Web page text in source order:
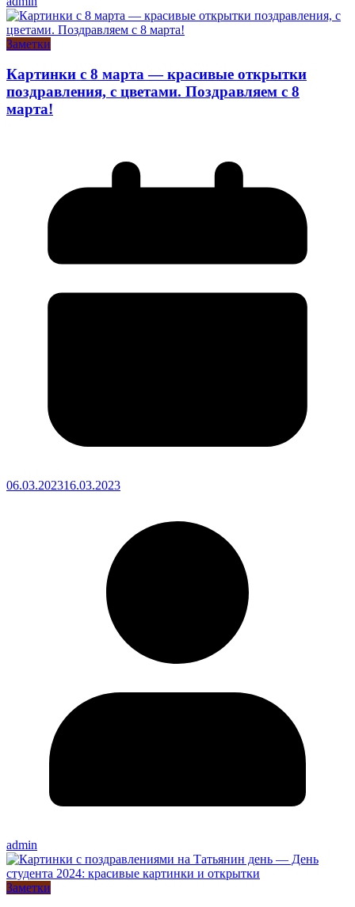
Заметки
Картинки с 8 марта — красивые открытки
поздравления, с цветами. Поздравляем с 8
марта!
06.03.202316.03.2023
admin
Заметки